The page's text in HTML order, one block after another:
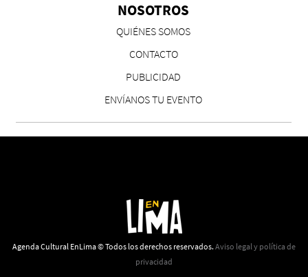
NOSOTROS
QUIÉNES SOMOS
CONTACTO
PUBLICIDAD
ENVÍANOS TU EVENTO
Agenda Cultural EnLima © Todos los derechos reservados. Aviso legal y política de
privacidad